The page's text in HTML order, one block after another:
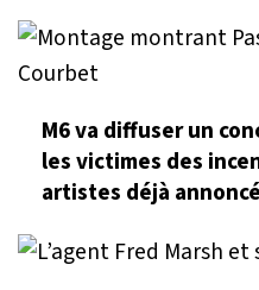
M6 va diffuser un
les victimes des
artistes déjà